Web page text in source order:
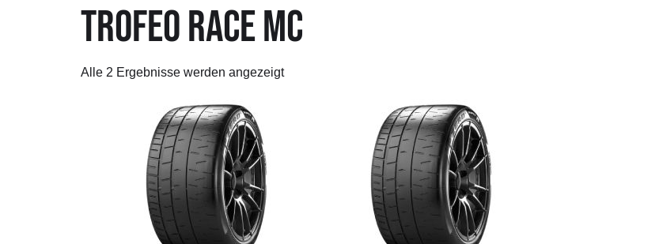
TROFEO RACE MC
Alle 2 Ergebnisse werden angezeigt